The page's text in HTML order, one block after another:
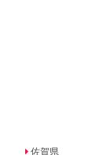
佐賀県